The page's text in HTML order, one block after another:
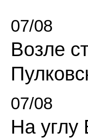
07/08
Возле
07/08
На углу